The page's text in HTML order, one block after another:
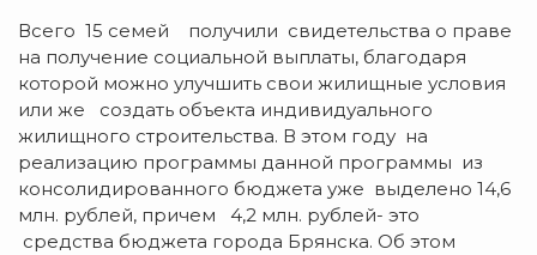
Всего 15 семей получили свидетельства о праве
на получение социальной выплаты, благодаря
которой можно улучшить свои жилищные условия
или же создать объекта индивидуального
жилищного строительства. В этом году на
реализацию программы данной программы из
консолидированного бюджета уже выделено 14,6
млн. рублей, причем 4,2 млн. рублей- это
средства бюджета города Брянска. Об этом